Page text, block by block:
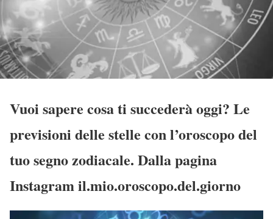
Vuoi sapere cosa ti succederà oggi? Le
previsioni delle stelle con l’oroscopo del
tuo segno zodiacale. Dalla pagina
Instagram il.mio.oroscopo.del.giorno